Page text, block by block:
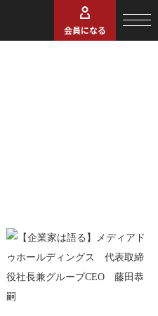
会員になる